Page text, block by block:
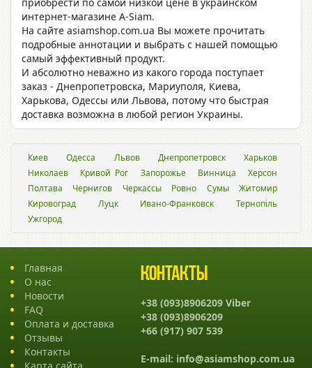
интернет-магазине A-Siam.
На сайте asiamshop.com.ua Вы можете прочитать
подробные аннотации и выбрать с нашей помощью
самый эффективный продукт.
И абсолютно неважно из какого города поступает
заказ - Днепропетровска, Мариуполя, Киева,
Харькова, Одессы или Львова, потому что быстрая
доставка возможна в любой регион Украины.
Киев Одесса Львов Днепропетровск
Харьков
Николаев
Кривой Рог Запорожье Винница
Херсон
Полтава
Чернигов Черкассы Ровно Сумы
Житомир
Кировоград
Луцк Ивано-Франковск
Тернопіль
Ужгород
Главная
О нас
Новости
FAQ
Оплата и доставка
Отзывы
Контакты
Контакты
+38 (093)8906209 Viber
+38 (093)8906209
+66 (917) 907 539
E-mail: info@asiamshop.com.ua